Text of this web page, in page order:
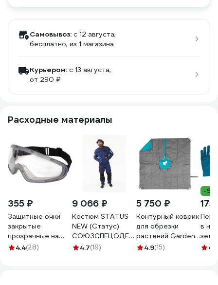
Самовывоз: c 12 августа,
бесплатно, из 1 магазина
Курьером: c 13 августа,
от 290 ₽
Расходные материалы
355 ₽
Защитные очки
закрытые
прозрачные на
резинке Gigant
4.4(28)
9 066 ₽
Костюм STATUS
NEW (Статус)
СОЮЗСПЕЦОДЕЖДА
темно-синий/
4.7(19)
5 750 ₽
Контурный коврик
для обрезки
растений Gardena
00508-
4.9(15)
-9%
175
в
4.4